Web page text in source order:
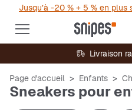
Jusqu’à -20 % + 5 % en plus
Livraison
Page d'accueil Enfants
Sneakers pour